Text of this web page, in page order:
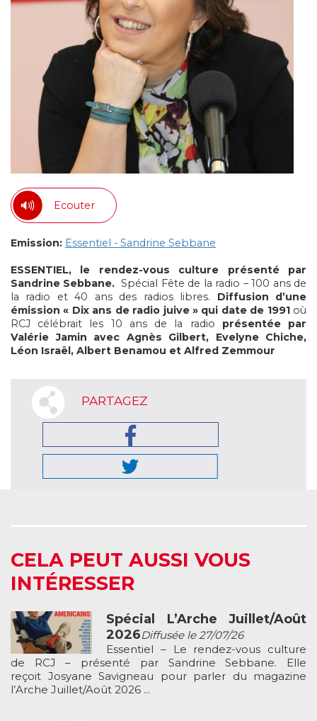
Ecouter
Emission: Essentiel - Sandrine Sebbane
ESSENTIEL, le rendez-vous culture présenté par
Sandrine Sebbane. Spécial Fête de la radio – 100 ans de
la radio et 40 ans des radios libres.
Diffusion d’une
émission « Dix ans de radio juive » qui date de 1991 où
RCJ célébrait les 10 ans de la radio présentée par
Valérie Jamin avec Agnès Gilbert, Evelyne Chiche,
Léon Israël, Albert Benamou et Alfred Zemmour
PARTAGEZ
CELA PEUT AUSSI VOUS
INTÉRESSER
Spécial L’Arche Juillet/Août
2026Diffusée le 27/07/26
Essentiel – Le rendez-vous culture
de RCJ – présenté par Sandrine Sebbane. Elle
reçoit Josyane Savigneau pour parler du magazine
l’Arche Juillet/Août 2026 ...